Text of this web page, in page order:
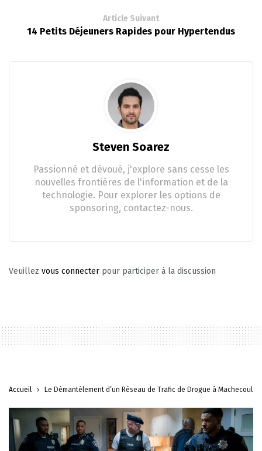
Article Suivant
14 Petits Déjeuners Rapides pour Hypertendus
Steven Soarez
Passionné et dévoué, j'explore sans cesse les
nouvelles frontières de l'information et de la
technologie. Pour explorer les options de
sponsoring, contactez-nous.
Veuillez vous connecter pour participer à la discussion
Accueil Le Démantèlement d’un Réseau de Trafic de Drogue à Machecoul-